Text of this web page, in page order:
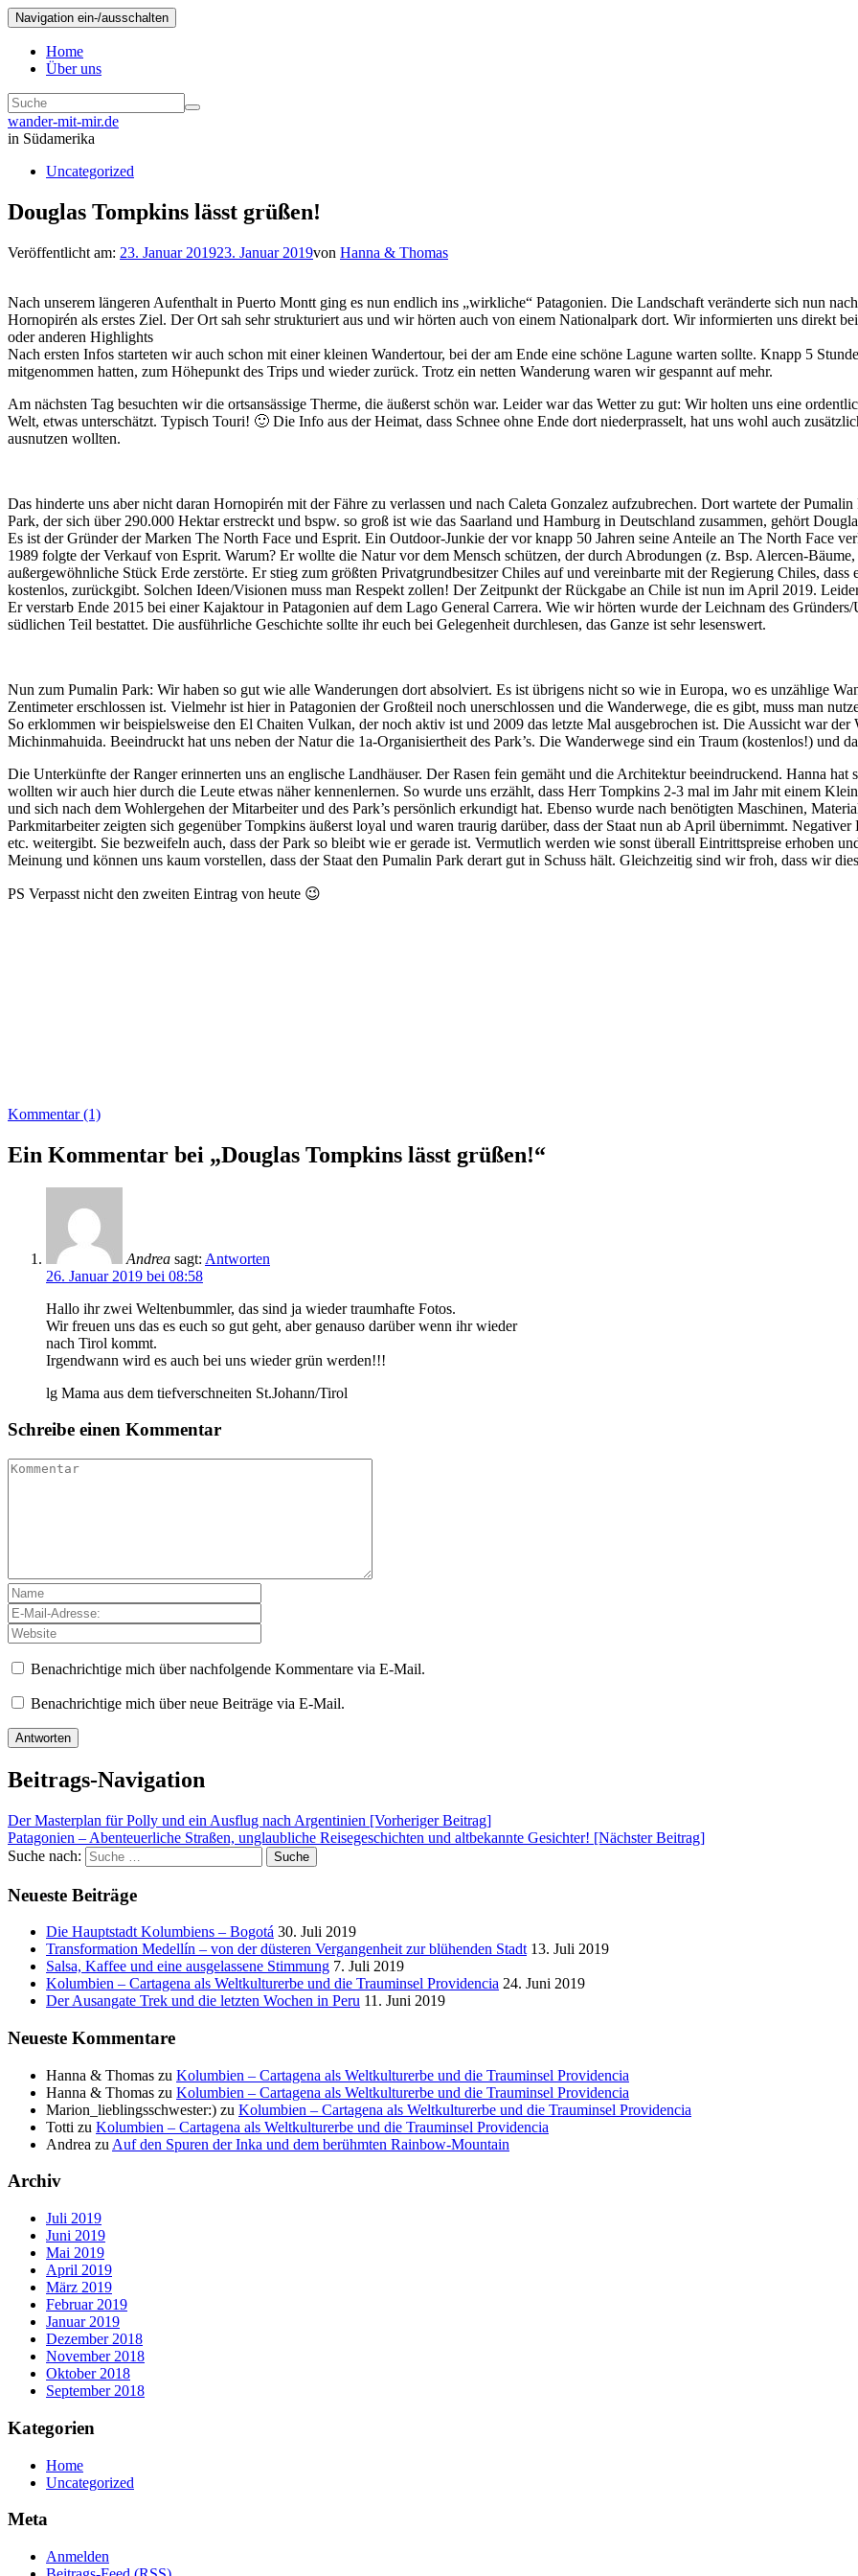
Navigation ein-/ausschalten
Home
Über uns
wander-mit-mir.de
in Südamerika
Uncategorized
Douglas Tompkins lässt grüßen!
Veröffentlicht am: 23. Januar 201923. Januar 2019von Hanna & Thomas
Nach unserem längeren Aufenthalt in Puerto Montt ging es nun endlich ins „wirkliche“ Patagonien. Die Landschaft veränderte sich nun
Hornopirén als erstes Ziel. Der Ort sah sehr strukturiert aus und wir hörten auch von einem Nationalpark dort. Wir informierten uns direkt
oder anderen Highlights
Nach ersten Infos starteten wir auch schon mit einer kleinen Wandertour, bei der am Ende eine schöne Lagune warten sollte. Knapp 5
mitgenommen hatten, zum Höhepunkt des Trips und wieder zurück. Trotz ein netten Wanderung waren wir gespannt auf mehr.
Am nächsten Tag besuchten wir die ortsansässige Therme, die äußerst schön war. Leider war das Wetter zu gut: Wir holten uns eine
Welt, etwas unterschätzt. Typisch Touri! 🙂 Die Info aus der Heimat, dass Schnee ohne Ende dort niederprasselt, hat uns wohl auch
ausnutzen wollten.
Das hinderte uns aber nicht daran Hornopirén mit der Fähre zu verlassen und nach Caleta Gonzalez aufzubrechen. Dort wartete der
Park, der sich über 290.000 Hektar erstreckt und bspw. so groß ist wie das Saarland und Hamburg in Deutschland zusammen, gehört
Es ist der Gründer der Marken The North Face und Esprit. Ein Outdoor-Junkie der vor knapp 50 Jahren seine Anteile an The North Face
1989 folgte der Verkauf von Esprit. Warum? Er wollte die Natur vor dem Mensch schützen, der durch Abrodungen (z. Bsp. Alercen-
außergewöhnliche Stück Erde zerstörte. Er stieg zum größten Privatgrundbesitzer Chiles auf und vereinbarte mit der Regierung Chiles,
kostenlos, zurückgibt. Solchen Ideen/Visionen muss man Respekt zollen! Der Zeitpunkt der Rückgabe an Chile ist nun im April 2019.
Er verstarb Ende 2015 bei einer Kajaktour in Patagonien auf dem Lago General Carrera. Wie wir hörten wurde der Leichnam des
südlichen Teil bestattet. Die ausführliche Geschichte sollte ihr euch bei Gelegenheit durchlesen, das Ganze ist sehr lesenswert.
Nun zum Pumalin Park: Wir haben so gut wie alle Wanderungen dort absolviert. Es ist übrigens nicht so wie in Europa, wo es unzählige
Zentimeter erschlossen ist. Vielmehr ist hier in Patagonien der Großteil noch unerschlossen und die Wanderwege, die es gibt, muss man
So erklommen wir beispielsweise den El Chaiten Vulkan, der noch aktiv ist und 2009 das letzte Mal ausgebrochen ist. Die Aussicht war der
Michinmahuida. Beeindruckt hat uns neben der Natur die 1a-Organisiertheit des Park’s. Die Wanderwege sind ein Traum (kostenlos!) und
Die Unterkünfte der Ranger erinnerten uns an englische Landhäuser. Der Rasen fein gemäht und die Architektur beeindruckend. Hanna
wollten wir auch hier durch die Leute etwas näher kennenlernen. So wurde uns erzählt, dass Herr Tompkins 2-3 mal im Jahr mit einem
und sich nach dem Wohlergehen der Mitarbeiter und des Park’s persönlich erkundigt hat. Ebenso wurde nach benötigten Maschinen,
Parkmitarbeiter zeigten sich gegenüber Tompkins äußerst loyal und waren traurig darüber, dass der Staat nun ab April übernimmt.
etc. weitergibt. Sie bezweifeln auch, dass der Park so bleibt wie er gerade ist. Vermutlich werden wie sonst überall Eintrittspreise erhoben
Meinung und können uns kaum vorstellen, dass der Staat den Pumalin Park derart gut in Schuss hält. Gleichzeitig sind wir froh, dass wir
PS Verpasst nicht den zweiten Eintrag von heute 😉
Kommentar (1)
Ein Kommentar bei „Douglas Tompkins lässt grüßen!“
Andrea sagt: Antworten
26. Januar 2019 bei 08:58
Hallo ihr zwei Weltenbummler, das sind ja wieder traumhafte Fotos.
Wir freuen uns das es euch so gut geht, aber genauso darüber wenn ihr wieder
nach Tirol kommt.
Irgendwann wird es auch bei uns wieder grün werden!!!
lg Mama aus dem tiefverschneiten St.Johann/Tirol
Schreibe einen Kommentar
Benachrichtige mich über nachfolgende Kommentare via E-Mail.
Benachrichtige mich über neue Beiträge via E-Mail.
Beitrags-Navigation
Der Masterplan für Polly und ein Ausflug nach Argentinien [Vorheriger Beitrag]
Patagonien – Abenteuerliche Straßen, unglaubliche Reisegeschichten und altbekannte Gesichter! [Nächster Beitrag]
Suche nach:
Suche
Neueste Beiträge
Die Hauptstadt Kolumbiens – Bogotá 30. Juli 2019
Transformation Medellín – von der düsteren Vergangenheit zur blühenden Stadt 13. Juli 2019
Salsa, Kaffee und eine ausgelassene Stimmung 7. Juli 2019
Kolumbien – Cartagena als Weltkulturerbe und die Trauminsel Providencia 24. Juni 2019
Der Ausangate Trek und die letzten Wochen in Peru 11. Juni 2019
Neueste Kommentare
Hanna & Thomas zu Kolumbien – Cartagena als Weltkulturerbe und die Trauminsel Providencia
Hanna & Thomas zu Kolumbien – Cartagena als Weltkulturerbe und die Trauminsel Providencia
Marion_lieblingsschwester:) zu Kolumbien – Cartagena als Weltkulturerbe und die Trauminsel Providencia
Totti zu Kolumbien – Cartagena als Weltkulturerbe und die Trauminsel Providencia
Andrea zu Auf den Spuren der Inka und dem berühmten Rainbow-Mountain
Archiv
Juli 2019
Juni 2019
Mai 2019
April 2019
März 2019
Februar 2019
Januar 2019
Dezember 2018
November 2018
Oktober 2018
September 2018
Kategorien
Home
Uncategorized
Meta
Anmelden